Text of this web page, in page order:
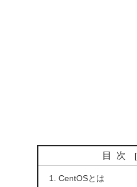
目次
CentOSとは